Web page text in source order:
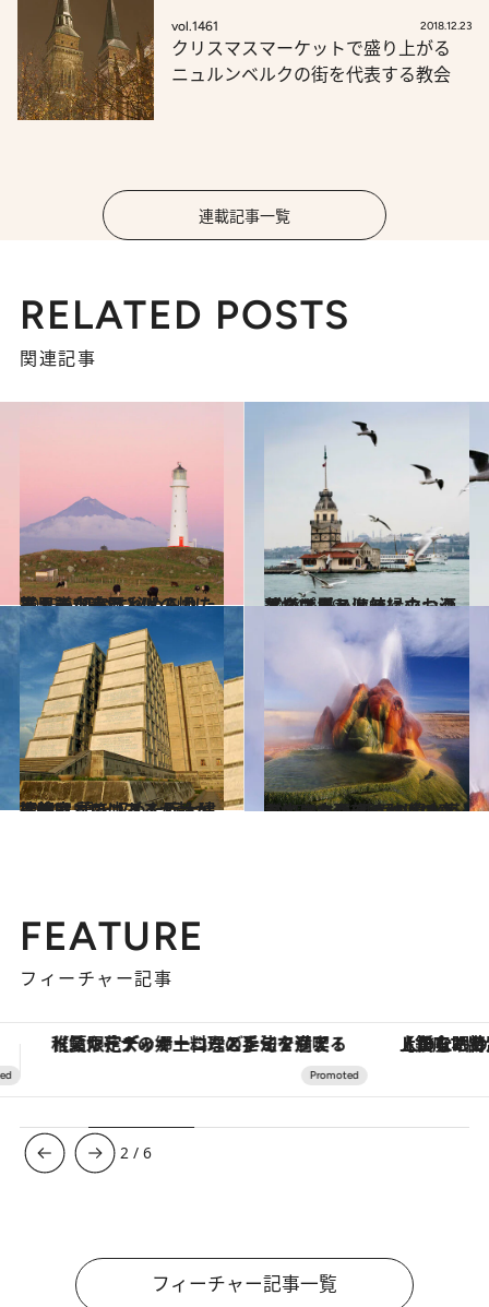
vol.1461 2018.12.23
クリスマスマーケットで盛り上がる
ニュルンベルクの街を代表する教会
連載記事一覧
RELATED POSTS
関連記事
2015.6.2
ニュージーランドの岬に聳える 灯台に秘められた不思議な来歴とは？
旅＆お出かけ 2014.6.19
ボスポラス海峡に立つクズ塔は屑とは無縁のお洒落なスポット
旅＆お出かけ
2014.11.16
探検家コロンブスが静かに眠る 墓を収めた巨大建造物はどこにある？
旅＆お出かけ 2015.2.14
アメリカ西部の砂漠の真ん中に立つ 虹色の噴水塔が生まれたきっかけは？
旅＆お出かけ
FEATURE
フィーチャー記事
【銀座で出合う最旬美容】美髪ケアや上質な眠り…セルフケアのアップデートから、特別な名入れギフトまで。大人のための「ReFa GINZA」クルーズ ヴァシュロン・コンスタンタ
3 /6
フィーチャー記事一覧